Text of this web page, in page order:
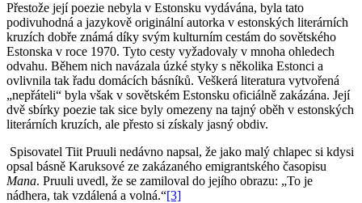
Přestože její poezie nebyla v Estonsku vydávána, byla tato
podivuhodná a jazykově originální autorka v estonských literárních
kruzích dobře známá díky svým kulturním cestám do sovětského
Estonska v roce 1970. Tyto cesty vyžadovaly v mnoha ohledech
odvahu. Během nich navázala úzké styky s několika Estonci a
ovlivnila tak řadu domácích básníků. Veškerá literatura vytvořená
„nepřáteli“ byla však v sovětském Estonsku oficiálně zakázána. Její
dvě sbírky poezie tak sice byly omezeny na tajný oběh v estonských
literárních kruzích, ale přesto si získaly jasný obdiv.
Spisovatel Tiit Pruuli nedávno napsal, že jako malý chlapec si kdysi
opsal básně Karuksové ze zakázaného emigrantského časopisu
Mana. Pruuli uvedl, že se zamiloval do jejího obrazu: „To je
nádhera, tak vzdálená a volná.“[3]